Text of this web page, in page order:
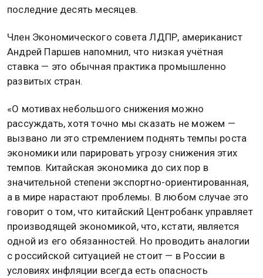
последние десять месяцев.
Член Экономического совета ЛДПР, американист
Андрей Паршев напомнил, что низкая учётная
ставка — это обычная практика промышленно
развитых стран.
«О мотивах небольшого снижения можно
рассуждать, хотя точно мы сказать не можем —
вызвано ли это стремлением поднять темпы роста
экономики или парировать угрозу снижения этих
темпов. Китайская экономика до сих пор в
значительной степени экспортно-ориентированная,
а в мире нарастают проблемы. В любом случае это
говорит о том, что китайский Центробанк управляет
производящей экономикой, что, кстати, является
одной из его обязанностей. Но проводить аналогии
с российской ситуацией не стоит — в России в
условиях инфляции всегда есть опасность